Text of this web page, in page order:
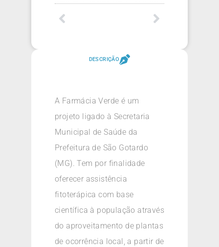
DESCRIÇÃO
A Farmácia Verde é um
projeto ligado à Secretaria
Municipal de Saúde da
Prefeitura de São Gotardo
(MG). Tem por finalidade
oferecer assistência
fitoterápica com base
científica à população através
do aproveitamento de plantas
de ocorrência local, a partir de